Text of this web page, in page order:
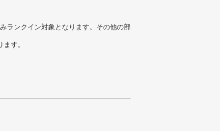
ランクイン対象となります。その他の部
す。